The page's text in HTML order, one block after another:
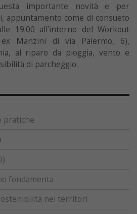
importante novità e per
appuntamento come di consueto
19.00 all’interno del Workout
ex Manzini di via Palermo, 6),
al riparo da pioggia, vento e
di parcheggio.
pratiche
fondamenta
nei territori